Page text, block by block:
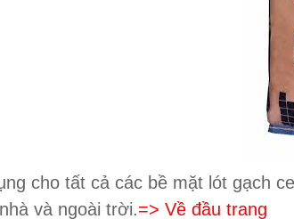
cho tất cả các bề mặt lót gạch
và ngoài trời.=> Về đầu trang